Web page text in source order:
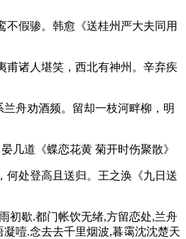
不假骖。韩愈《送桂州严大夫同用
甫诸人堪笑，西北有神州。辛弃疾
舟劝酒频。留却一枝河畔柳，明
几道《蝶恋花黄 菊开时伤聚散》
何处登高且送归。王之涣《九日送
初歇.都门帐饮无绪,方留恋处,兰舟
噎.念去去千里烟波,暮霭沈沈楚天